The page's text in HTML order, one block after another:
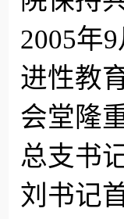
2005年
进性教
会堂隆
总支书
刘书记